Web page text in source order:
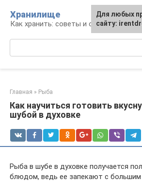
контенту
Хранилище
Как хранить: советы и опыт
Главная » Рыба
Как научиться готовить
шубой в духовке
Рыба в шубе в духовке получается
блюдом, ведь ее запекают с большим
Для любых
сайту: